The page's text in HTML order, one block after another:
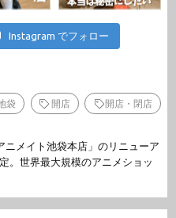
Instagram でフォロー
袋 開店 開店・閉店
ニメイト池袋本店」のリニューア
。世界最大規模のアニメショッ